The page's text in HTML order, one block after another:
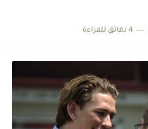
4 دقائق للقراءة